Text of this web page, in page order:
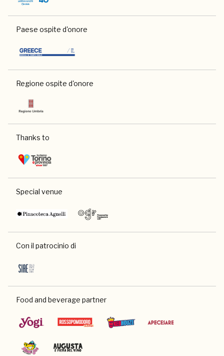
Paese ospite d'onore
Regione ospite d'onore
Thanks to
Special venue
Con il patrocinio di
Food and beverage partner